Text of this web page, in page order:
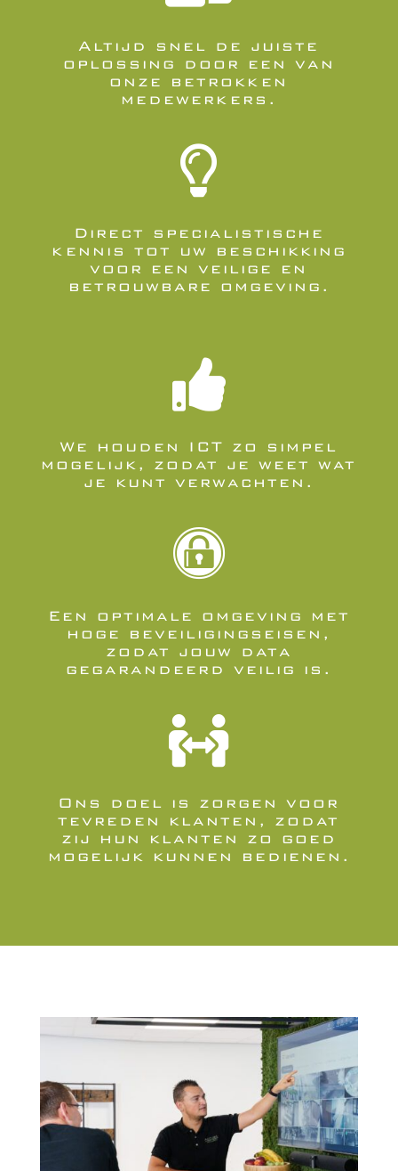
Altijd snel de juiste
oplossing door een van
onze betrokken
medewerkers.

Direct specialistische
kennis tot uw beschikking
voor een veilige en
betrouwbare omgeving.

We houden ICT zo simpel
mogelijk, zodat je weet wat
je kunt verwachten.

Een optimale omgeving met
hoge beveiligingseisen,
zodat jouw data
gegarandeerd veilig is.

Ons doel is zorgen voor
tevreden klanten, zodat
zij hun klanten zo goed
mogelijk kunnen bedienen.